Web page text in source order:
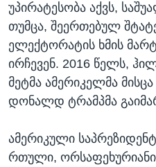
უპირატესობა აქვს,
თუმცა, შეერთებულ
ელექტორატის ხმის
ირჩევენ. 2016 წელს,
მეტმა ამერიკელმა
დონალდ ტრამპმა
ამერიკული
რთული, ორსაფეხურიანი